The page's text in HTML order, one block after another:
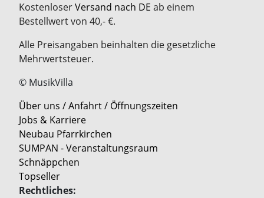
KostenloserVersand nach DE ab einem
Bestellwert von 40,- €.
Alle Preisangaben beinhalten die gesetzliche
Mehrwertsteuer.
© MusikVilla
Über uns / Anfahrt / Öffnungszeiten
Jobs & Karriere
Neubau Pfarrkirchen
SUMPAN - Veranstaltungsraum
Schnäppchen
Topseller
Rechtliches: